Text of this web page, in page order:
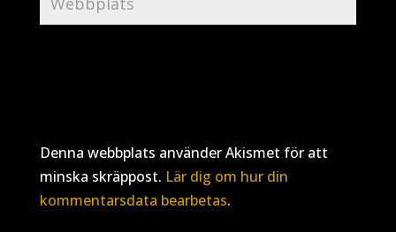
Denna webbplats använder Akismet för att
minska skräppost. Lär dig om hur din
kommentarsdata bearbetas.